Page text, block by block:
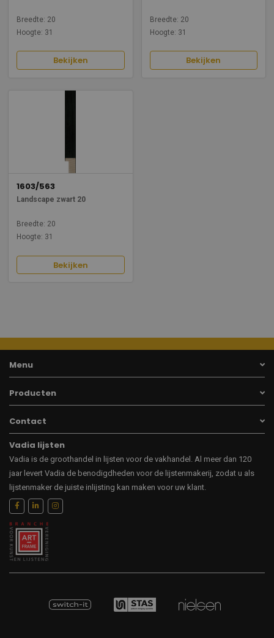
Breedte: 20
Hoogte: 31
Bekijken
Breedte: 20
Hoogte: 31
Bekijken
1603/563
Landscape zwart 20
Breedte: 20
Hoogte: 31
Bekijken
Menu
Producten
Contact
Vadia lijsten
Vadia is de groothandel in lijsten voor de vakhandel. Al meer dan 120
jaar levert Vadia de benodigdheden voor de lijstenmakerij, zodat u als
lijstenmaker de juiste inlijsting kan maken voor uw klant.